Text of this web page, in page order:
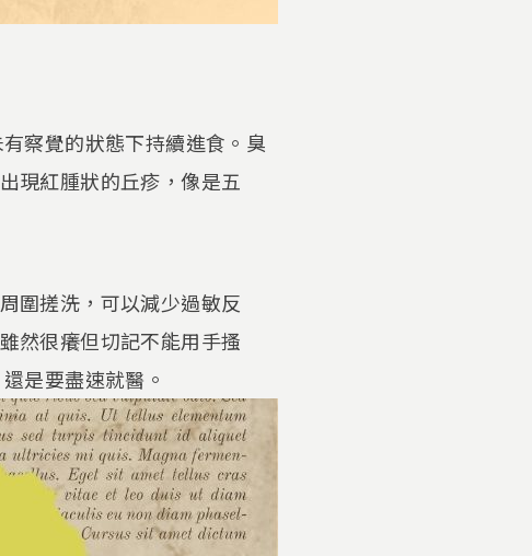
察覺的狀態下持續進食。臭
現紅腫狀的丘疹，像是五
圍搓洗，可以減少過敏反
然很癢但切記不能用手搔
是要盡速就醫。